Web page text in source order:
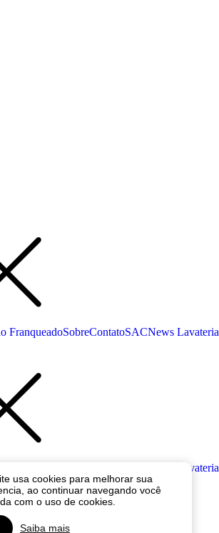
FranqueadoSobreContatoSACNews Lavateria
News Lavateria
usa cookies para melhorar sua
ao continuar navegando você
com o uso de cookies.
Saiba mais